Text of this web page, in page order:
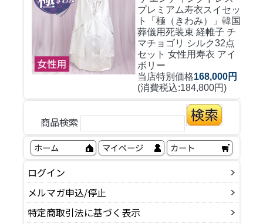
プレミアム寿衣スイセッ
ト「極（きわみ）」韓国
葬儀用死装束 経帷子 チ
マチョゴリ シルク32点
セット 女性用寿衣 アイ
ボリー
当店特別価格168,000円
(消費税込:184,800円)
商品検索
ホーム マイページ カート
ログイン
メルマガ申込/停止
特定商取引法に基づく表示